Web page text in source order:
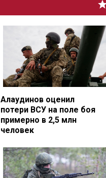
Алаудинов оценил
потери ВСУ на поле боя
примерно в 2,5 млн
человек